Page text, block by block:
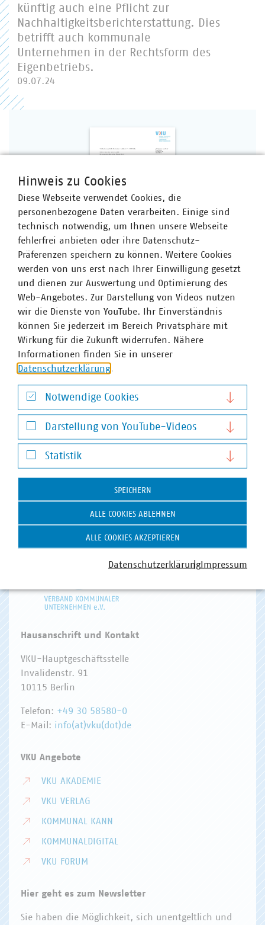
künftig auch eine Pflicht zur
Nachhaltigkeitsberichterstattung. Dies
betrifft auch kommunale
Unternehmen in der Rechtsform des
Eigenbetriebs.
09.07.24
PDF Download
VKU-Bereiche
ENERGIEWIRTSCHAFTWASSER/ABWASSERDIGITALISIERUNG/TK
Hausanschrift und Kontakt
VKU-Hauptgeschäftsstelle
Invalidenstr. 91
10115 Berlin
Telefon: +49 30 58580-0
E-Mail: info(at)vku(dot)de
VKU Angebote
VKU AKADEMIE
VKU VERLAG
KOMMUNAL KANN
KOMMUNALDIGITAL
VKU FORUM
Hier geht es zum Newsletter
Sie haben die Möglichkeit, sich unentgeltlich und
Hinweis zu Cookies
Diese Webseite verwendet Cookies, die
personenbezogene Daten verarbeiten. Einige sind
technisch notwendig, um Ihnen unsere Webseite
fehlerfrei anbieten oder ihre Datenschutz-
Präferenzen speichern zu können. Weitere Cookies
werden von uns erst nach Ihrer Einwilligung gesetzt
und dienen zur Auswertung und Optimierung des
Web-Angebotes. Zur Darstellung von Videos nutzen
wir die Dienste von YouTube. Ihr Einverständnis
können Sie jederzeit im Bereich Privatsphäre mit
Wirkung für die Zukunft widerrufen. Nähere
Informationen finden Sie in unserer
Datenschutzerklärung.
Notwendige Cookies
Notwendige Cookies
Darstellung von YouTube-Videos
Darstellung von YouTube-Videos
Statistik
Statistik
SPEICHERN
ALLE COOKIES ABLEHNEN
ALLE COOKIES AKZEPTIEREN
DatenschutzerklärungImpressum